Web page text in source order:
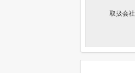
取扱会社